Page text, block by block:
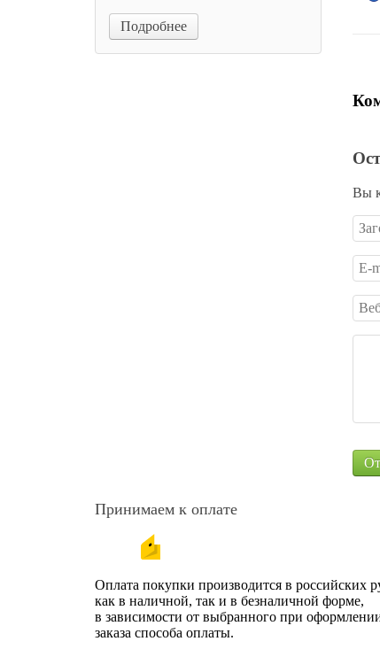
Вы
Подробнее
Принимаем к оплате
Оплата покупки производится в российских
как в наличной, так и в безналичной форме,
в зависимости от выбранного при
заказа способа оплаты.